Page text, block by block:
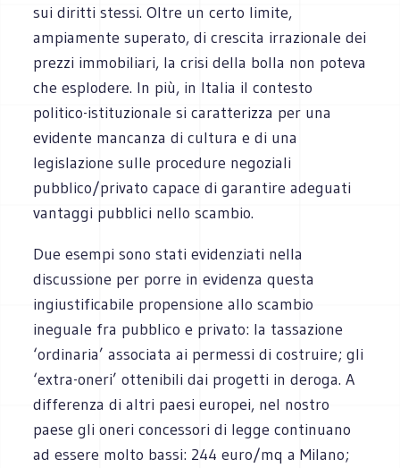
sui diritti stessi. Oltre un certo limite,
ampiamente superato, di crescita irrazionale dei
prezzi immobiliari, la crisi della bolla non poteva
che esplodere. In più, in Italia il contesto
politico-istituzionale si caratterizza per una
evidente mancanza di cultura e di una
legislazione sulle procedure negoziali
pubblico/privato capace di garantire adeguati
vantaggi pubblici nello scambio.
Due esempi sono stati evidenziati nella
discussione per porre in evidenza questa
ingiustificabile propensione allo scambio
ineguale fra pubblico e privato: la tassazione
‘ordinaria’ associata ai permessi di costruire; gli
‘extra-oneri’ ottenibili dai progetti in deroga. A
differenza di altri paesi europei, nel nostro
paese gli oneri concessori di legge continuano
ad essere molto bassi: 244 euro/mq a Milano;